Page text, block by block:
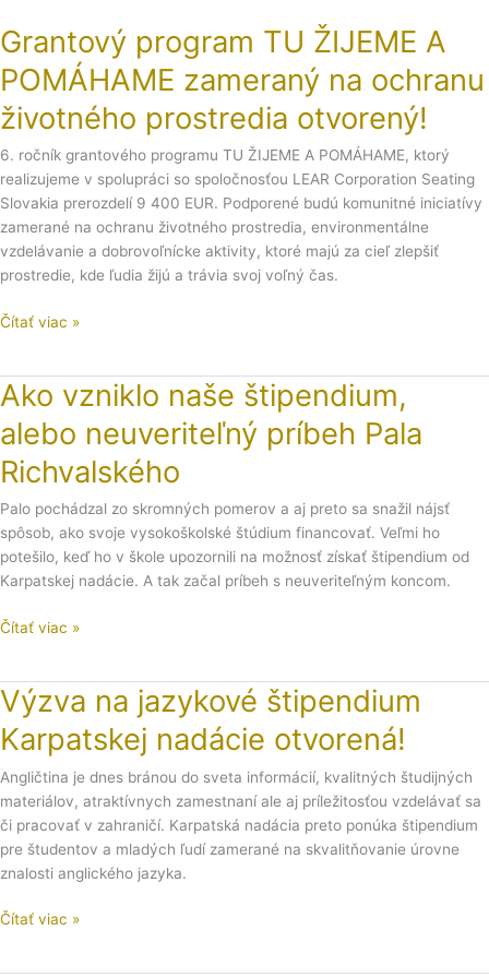
Grantový program TU ŽIJEME A
POMÁHAME zameraný na ochranu
životného prostredia otvorený!
6. ročník grantového programu TU ŽIJEME A POMÁHAME, ktorý
realizujeme v spolupráci so spoločnosťou LEAR Corporation Seating
Slovakia prerozdelí 9 400 EUR. Podporené budú komunitné iniciatívy
zamerané na ochranu životného prostredia, environmentálne
vzdelávanie a dobrovoľnícke aktivity, ktoré majú za cieľ zlepšiť
prostredie, kde ľudia žijú a trávia svoj voľný čas.
ochranu
životného
prostredia
otvorený!
Čítať viac »
Ako vzniklo naše štipendium,
alebo neuveriteľný príbeh Pala
Richvalského
Palo pochádzal zo skromných pomerov a aj preto sa snažil nájsť
spôsob, ako svoje vysokoškolské štúdium financovať. Veľmi ho
potešilo, keď ho v škole upozornili na možnosť získať štipendium od
Karpatskej nadácie. A tak začal príbeh s neuveriteľným koncom.
Ako
vzniklo
naše
štipendium,
alebo
neuveriteľný
príbeh
Pala
Richvalského
Čítať viac »
Výzva na jazykové štipendium
Karpatskej nadácie otvorená!
Angličtina je dnes bránou do sveta informácií, kvalitných študijných
materiálov, atraktívnych zamestnaní ale aj príležitosťou vzdelávať sa
či pracovať v zahraničí. Karpatská nadácia preto ponúka štipendium
pre študentov a mladých ľudí zamerané na skvalitňovanie úrovne
znalosti anglického jazyka.
Výzva
na
jazykové
Karpatskej
otvorená!
Čítať viac »